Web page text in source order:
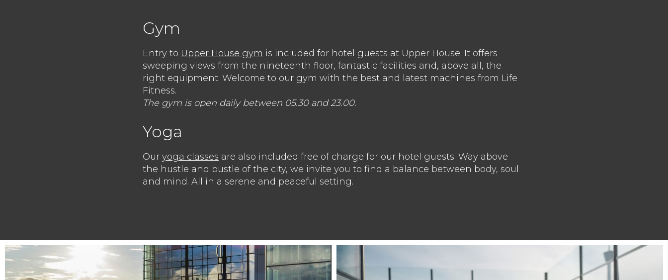
Gym
Entry to Upper House gym is included for hotel guests at Upper House. It offers
sweeping views from the nineteenth floor, fantastic facilities and, above all, the
right equipment. Welcome to our gym with the best and latest machines from Life
Fitness.
The gym is open daily between 05.30 and 23.00.
Yoga
Our yoga classes are also included free of charge for our hotel guests. Way above
the hustle and bustle of the city, we invite you to find a balance between body, soul
and mind. All in a serene and peaceful setting.